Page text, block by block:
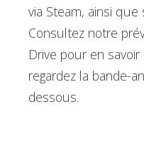
via Steam, ainsi que
Consultez notre
Drive pour en
regardez la bande-
dessous.